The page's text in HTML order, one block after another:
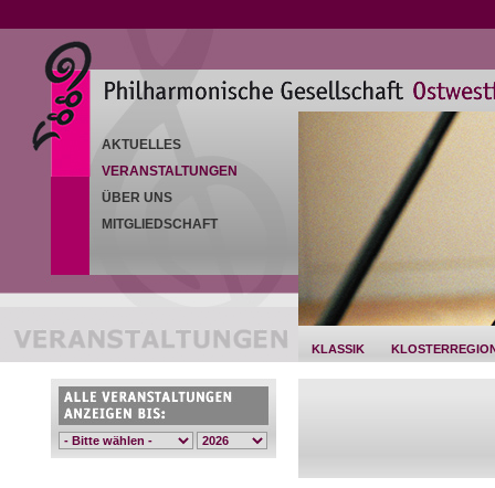
AKTUELLES
VERANSTALTUNGEN
ÜBER UNS
MITGLIEDSCHAFT
KLASSIK